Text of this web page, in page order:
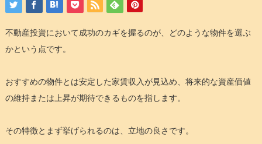
不動産投資において成功のカギを握るのが、どのような物件を選ぶ
かという点です。
おすすめの物件とは安定した家賃収入が見込め、将来的な資産価値
の維持または上昇が期待できるものを指します。
その特徴とまず挙げられるのは、立地の良さです。